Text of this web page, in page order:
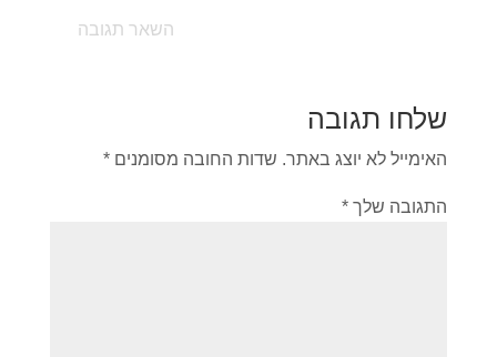
השאר תגובה
שלחו תגובה
האימייל לא יוצג באתר. שדות החובה מסומנים *
התגובה שלך *